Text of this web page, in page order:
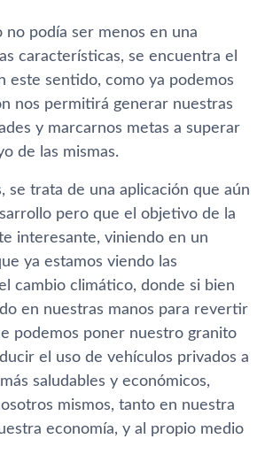
no podí­a ser menos en una
caracterí­sticas, se encuentra el
este sentido, como ya podemos
nos permitirá generar nuestras
y marcarnos metas a superar
de las mismas.
se trata de una aplicación que aún
pero que el objetivo de la
interesante, viniendo en un
ya estamos viendo las
cambio climático, donde si bien
en nuestras manos para revertir
podemos poner nuestro granito
el uso de vehí­culos privados a
saludables y económicos,
mismos, tanto en nuestra
economí­a, y al propio medio